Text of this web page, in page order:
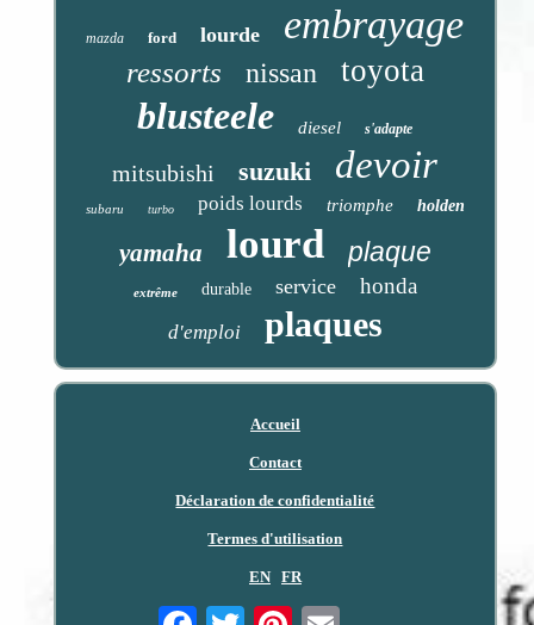
mazda ford lourde embrayage
ressorts nissan toyota
blusteele diesel s'adapte
mitsubishi suzuki devoir
subaru turbo poids lourds triomphe holden
yamaha lourd plaque
extrême durable service honda
d'emploi plaques
Accueil
Contact
Déclaration de confidentialité
Termes d'utilisation
EN FR